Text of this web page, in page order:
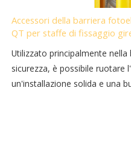
Accessori della barriera
QT per staffe di fissaggio
Utilizzato principalmente
sicurezza, è possibile ruotare
un'installazione solida e una